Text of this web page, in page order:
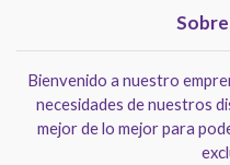
Bienvenido a nuestro
necesidades de nuestros
mejor de lo mejor para